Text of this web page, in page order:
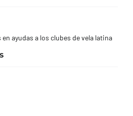
ayudas a los clubes de vela latina